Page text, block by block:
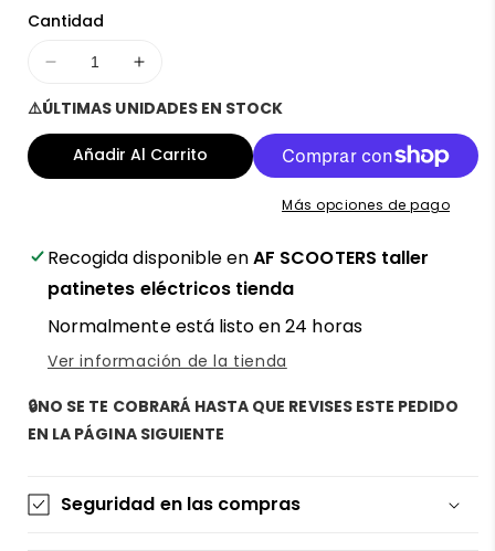
Cantidad
Disminuir
cantidad
para
Caballete
mecánico
Proworks
-
Soporte
heavy
duty
en
AF
SCOOTERS
Aumentar
para
Caballete
mecánico
Proworks
-
heavy
duty
en
AF
SCOOTERS
⚠️ÚLTIMAS UNIDADES EN STOCK
Añadir Al Carrito
Más opciones de pago
Recogida disponible enAF SCOOTERS taller
patinetes eléctricos tienda
Normalmente está listo en 24 horas
Ver información de la tienda
🔒NO SE TE COBRARÁ HASTA QUE REVISES ESTE PEDIDO
EN LA PÁGINA SIGUIENTE
Seguridad en las compras
La información de las tarjetas se mantiene